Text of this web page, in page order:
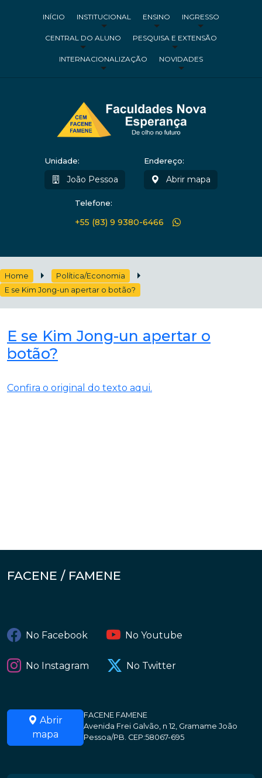
INÍCIO INSTITUCIONAL ENSINO INGRESSO
CENTRAL DO ALUNO PESQUISA E EXTENSÃO
INTERNACIONALIZAÇÃO NOVIDADES
Unidade:
João Pessoa
Endereço:
Abrir mapa
Telefone:
+55 (83) 9 9380-6466
Home
Política/Economia
E se Kim Jong-un apertar o botão?
E se Kim Jong-un apertar o
botão?
Confira o original do texto aqui.
FACENE / FAMENE
No Facebook No Youtube
No Instagram No Twitter
Abrir
mapa
FACENE FAMENE
Avenida Frei Galvão, n 12, Gramame João
Pessoa/PB. CEP:58067-695